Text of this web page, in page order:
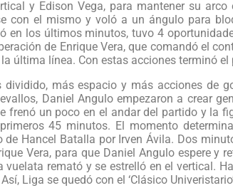
y Edison Vega, para mantener su arco
con el mismo y voló a un ángulo para
en los últimos minutos, tuvo 4
de Enrique Vera, que comandó el
última línea. Con estas acciones terminó el
dividido, más espacio y más acciones de
Daniel Angulo empezaron a crear
frenó un poco en el andar del partido y la
45 minutos. El momento
Hancel Batalla por Irven Ávila. Dos
Vera, para que Daniel Angulo espere y
remató y se estrelló en el vertical.
Liga se quedó con el ‘Clásico